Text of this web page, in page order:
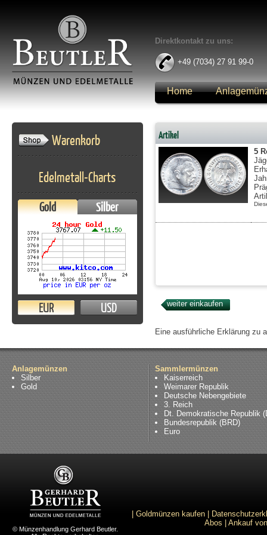
Direktkontakt zu uns:
+49 (7034) 27 91 99-0
Home
Warenkorb
Edelmetall-Charts
Gold Silber
EUR USD
Artikel
5
Eine ausführliche Erklärung zu
Anlagemünzen
Silber
Gold
Sammlermünzen
Kaiserreich
Weimarer Republik
Deutsche Nebengebiete
3. Reich
Dt. Demokratische Republik
Bundesrepublik (BRD)
Euro
© Münzenhandlung Gerhard Beutler.
Goldmünzen kaufen
Abos
Ankauf